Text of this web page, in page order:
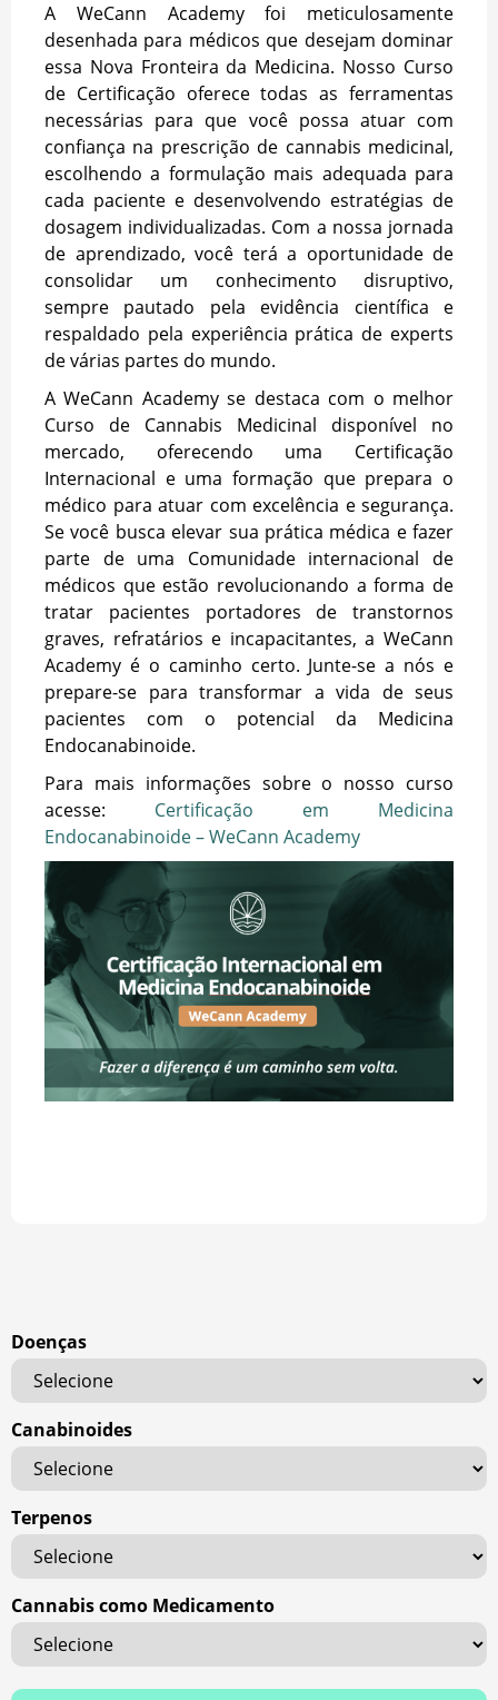
A WeCann Academy foi meticulosamente
desenhada para médicos que desejam dominar
essa Nova Fronteira da Medicina. Nosso Curso
de Certificação oferece todas as ferramentas
necessárias para que você possa atuar com
confiança na prescrição de cannabis medicinal,
escolhendo a formulação mais adequada para
cada paciente e desenvolvendo estratégias de
dosagem individualizadas. Com a nossa jornada
de aprendizado, você terá a oportunidade de
consolidar um conhecimento disruptivo,
sempre pautado pela evidência científica e
respaldado pela experiência prática de experts
de várias partes do mundo.
A WeCann Academy se destaca com o melhor
Curso de Cannabis Medicinal disponível no
mercado, oferecendo uma Certificação
Internacional e uma formação que prepara o
médico para atuar com excelência e segurança.
Se você busca elevar sua prática médica e fazer
parte de uma Comunidade internacional de
médicos que estão revolucionando a forma de
tratar pacientes portadores de transtornos
graves, refratários e incapacitantes, a WeCann
Academy é o caminho certo. Junte-se a nós e
prepare-se para transformar a vida de seus
pacientes com o potencial da Medicina
Endocanabinoide.
Para mais informações sobre o nosso curso
acesse: Certificação em Medicina
Endocanabinoide – WeCann Academy
Doenças
Canabinoides
Terpenos
Cannabis como Medicamento